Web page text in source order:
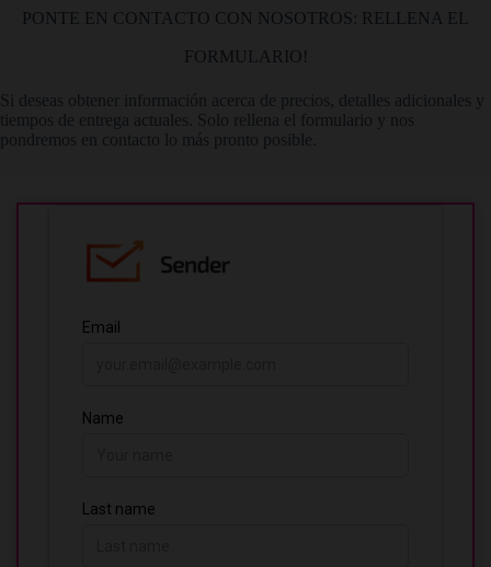
PONTE EN CONTACTO CON NOSOTROS: RELLENA EL
FORMULARIO!
Si deseas obtener información acerca de precios, detalles adicionales y
tiempos de entrega actuales. Solo rellena el formulario y nos
pondremos en contacto lo más pronto posible.